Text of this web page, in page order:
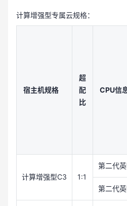
计算增强型专属云规格：
宿主机规格
超
配
比
CPU信
计算增强型C3 1:1
第二代
第二代